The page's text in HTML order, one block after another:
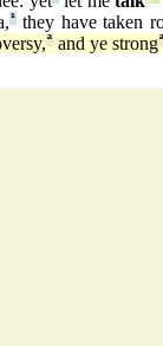
¹they have taken
ª and ye strongª